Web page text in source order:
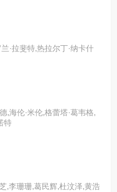
兰·拉斐特,热拉尔丁·纳卡什
,海伦·米伦,格蕾塔·葛韦格,
特
,李珊珊,葛民辉,杜汶泽,黄浩